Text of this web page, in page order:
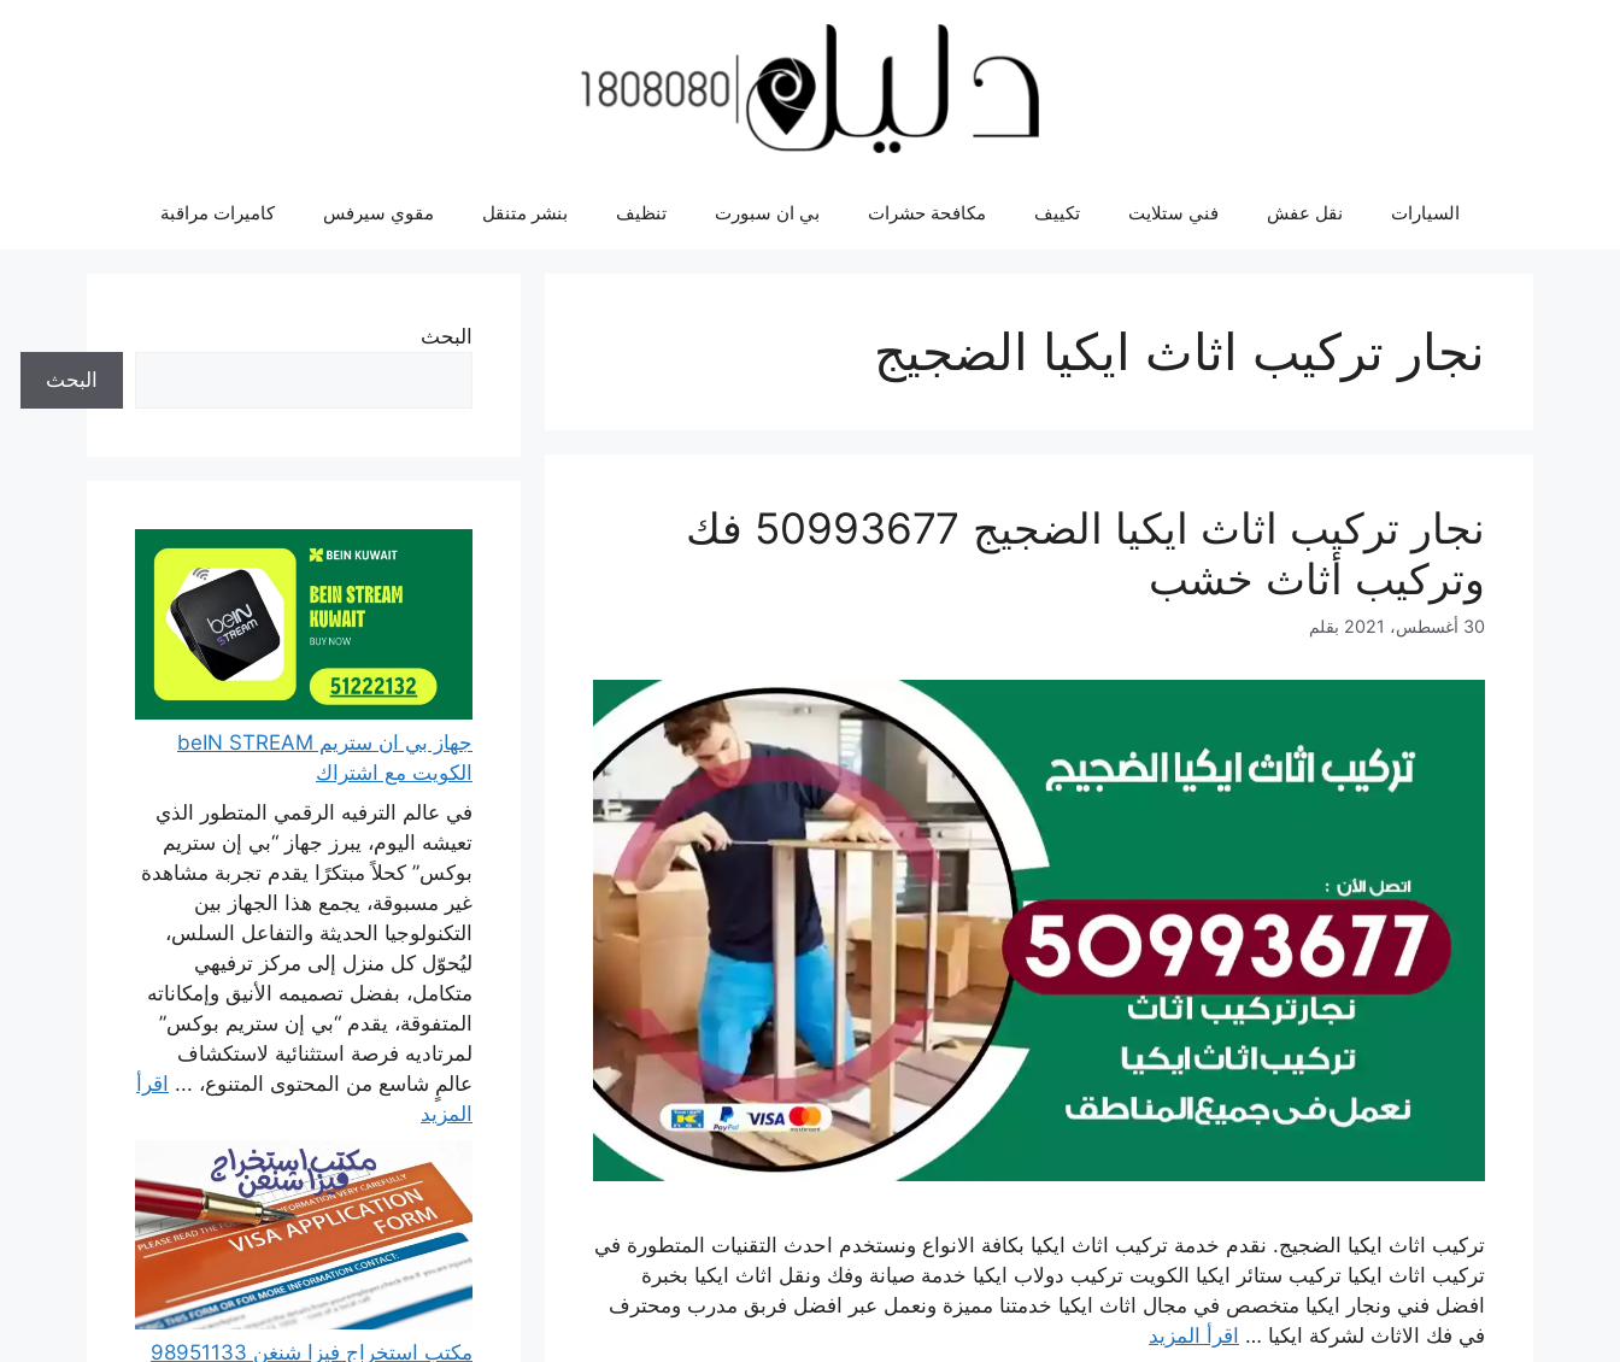
السيارات نقل عفش فني ستلايت تكييف مكافحة حشرات بي ان سبورت تنظيف بنشر متنقل مقوي سيرفس كاميرات مراقبة
نجار تركيب اثاث ايكيا الضجيج
نجار تركيب اثاث ايكيا الضجيج 50993677 فك
وتركيب أثاث خشب
30 أغسطس، 2021 بقلم
تركيب اثاث ايكيا الضجيج. نقدم خدمة تركيب اثاث ايكيا بكافة الانواع ونستخدم احدث التقنيات المتطورة في
تركيب اثاث ايكيا تركيب ستائر ايكيا الكويت تركيب دولاب ايكيا خدمة صيانة وفك ونقل اثاث ايكيا بخبرة
افضل فني ونجار ايكيا متخصص في مجال اثاث ايكيا خدمتنا مميزة ونعمل عبر افضل فربق مدرب ومحترف
في فك الاثاث لشركة ايكيا … اقرأ المزيد
البحث
البحث
جهاز بي ان ستريم beIN STREAM
الكويت مع اشتراك
في عالم الترفيه الرقمي المتطور الذي
تعيشه اليوم، يبرز جهاز “بي إن ستريم
بوكس” كحلاً مبتكرًا يقدم تجربة مشاهدة
غير مسبوقة، يجمع هذا الجهاز بين
التكنولوجيا الحديثة والتفاعل السلس،
ليُحوّل كل منزل إلى مركز ترفيهي
متكامل، بفضل تصميمه الأنيق وإمكاناته
المتفوقة، يقدم “بي إن ستريم بوكس”
لمرتاديه فرصة استثنائية لاستكشاف
عالمٍ شاسع من المحتوى المتنوع، ... اقرأ
المزيد
مكتب استخراج فيزا شنغن 98951133